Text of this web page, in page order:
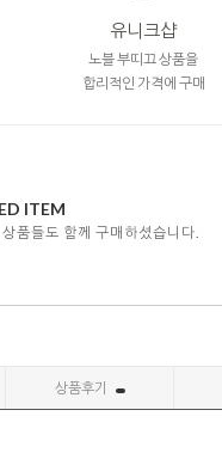
유니크샵
노블 부띠끄 상품을
합리적인 가격에 구매
ITEM
품들도 함께 구매하셨습니다.
상품후기